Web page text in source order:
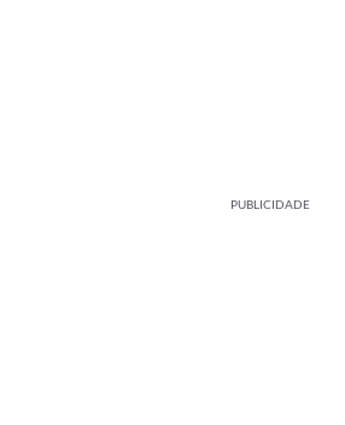
PUBLICIDADE